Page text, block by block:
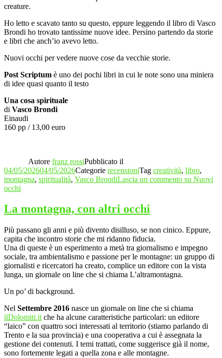
creature.
Ho letto e scavato tanto su questo, eppure leggendo il libro di Vasco
Brondi ho trovato tantissime nuove idee. Persino partendo da storie
e libri che anch’io avevo letto.
Nuovi occhi per vedere nuove cose da vecchie storie.
Post Scriptum è uno dei pochi libri in cui le note sono una miniera
di idee quasi quanto il testo
Una cosa spirituale
di Vasco Brondi
Einaudi
160 pp / 13,00 euro
Autore franz rossiPubblicato il
04/05/202604/05/2026Categorie recensioniTag creatività, libro,
montagna, spiritualità, Vasco BrondiLascia un commento su Nuovi
occhi
La montagna, con altri occhi
Più passano gli anni e più divento disilluso, se non cinico. Eppure,
capita che incontro storie che mi ridanno fiducia.
Una di queste è un esperimento a metà tra giornalismo e impegno
sociale, tra ambientalismo e passione per le montagne: un gruppo di
giornalisti e ricercatori ha creato, complice un editore con la vista
lunga, un giornale on line che si chiama L’altramontagna.
Un po’ di background.
Nel Settembre 2016 nasce un giornale on line che si chiama
ilDolomiti.it che ha alcune caratteristiche particolari: un editore
“laico” con quattro soci interessati al territorio (stiamo parlando di
Trento e la sua provincia) e una cooperativa a cui è assegnata la
gestione dei contenuti. I temi trattati, come suggerisce già il nome,
sono fortemente legati a quella zona e alle montagne.